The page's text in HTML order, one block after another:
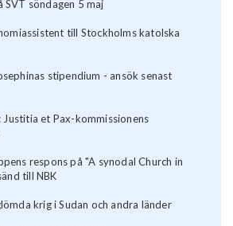
SVT söndagen 5 maj
till Stockholms katolska
stipendium - ansök senast
et Pax-kommissionens
respons på "A synodal Church in
till NBK
krig i Sudan och andra länder